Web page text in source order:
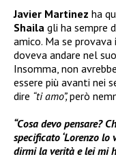
Javier Martinez ha
Shaila gli ha sempre
amico. Ma se
doveva andare nel
Insomma, non
essere più avanti nei
dire “ti amo”,però
“Cosa devo pensare?
specificato ‘Lorenzo lo
dirmi la verità e lei mi